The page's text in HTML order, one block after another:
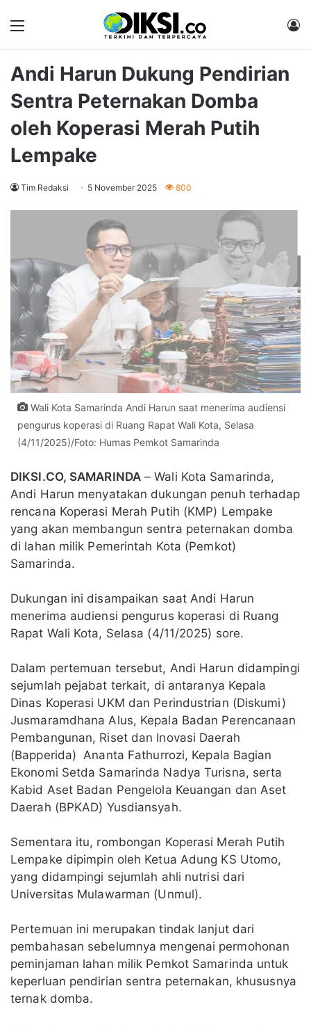
Menu
Andi Harun Dukung Pendirian
Sentra Peternakan Domba
oleh Koperasi Merah Putih
Lempake
Tim Redaksi 5 November 2025 800
Wali Kota Samarinda Andi Harun saat menerima audiensi
pengurus koperasi di Ruang Rapat Wali Kota, Selasa
(4/11/2025)/Foto: Humas Pemkot Samarinda
DIKSI.CO, SAMARINDA– Wali Kota Samarinda,
Andi Harun menyatakan dukungan penuh terhadap
rencana Koperasi Merah Putih (KMP) Lempake
yang akan membangun sentra peternakan domba
di lahan milik Pemerintah Kota (Pemkot)
Samarinda.
Dukungan ini disampaikan saat Andi Harun
menerima audiensi pengurus koperasi di Ruang
Rapat Wali Kota, Selasa (4/11/2025) sore.
Dalam pertemuan tersebut, Andi Harun didampingi
sejumlah pejabat terkait, di antaranya Kepala
Dinas Koperasi UKM dan Perindustrian (Diskumi)
Jusmaramdhana Alus, Kepala Badan Perencanaan
Pembangunan, Riset dan Inovasi Daerah
(Bapperida) Ananta Fathurrozi, Kepala Bagian
Ekonomi Setda Samarinda Nadya Turisna, serta
Kabid Aset Badan Pengelola Keuangan dan Aset
Daerah (BPKAD) Yusdiansyah.
Sementara itu, rombongan Koperasi Merah Putih
Lempake dipimpin oleh Ketua Adung KS Utomo,
yang didampingi sejumlah ahli nutrisi dari
Universitas Mulawarman (Unmul).
Pertemuan ini merupakan tindak lanjut dari
pembahasan sebelumnya mengenai permohonan
peminjaman lahan milik Pemkot Samarinda untuk
keperluan pendirian sentra peternakan, khususnya
ternak domba.